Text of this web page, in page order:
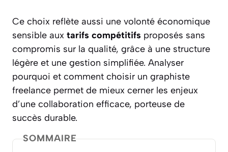
Ce choix reflète aussi une volonté économique
sensible aux tarifs compétitifs proposés sans
compromis sur la qualité, grâce à une structure
légère et une gestion simplifiée. Analyser
pourquoi et comment choisir un graphiste
freelance permet de mieux cerner les enjeux
d’une collaboration efficace, porteuse de
succès durable.
SOMMAIRE